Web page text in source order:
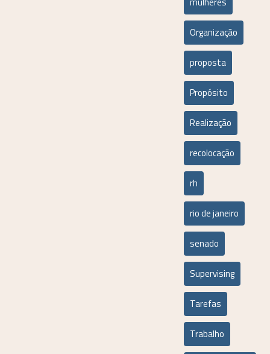
Organização
proposta
Propósito
Realização
recolocação
rh
rio de janeiro
senado
Supervising
Tarefas
Trabalho